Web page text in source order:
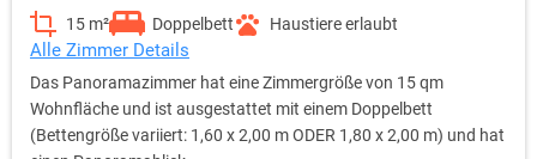
15 m² Doppelbett Haustiere erlaubt
Alle Zimmer Details
Das Panoramazimmer hat eine Zimmergröße von 15 qm
Wohnfläche und ist ausgestattet mit einem Doppelbett
(Bettengröße variiert: 1,60 x 2,00 m ODER 1,80 x 2,00 m) und hat